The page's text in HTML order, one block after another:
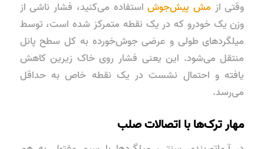
وقتی از مش پیش‌جوشاستفاده می‌کنید، فشار ناشی از
وزن یک خودرو که در یک نقطه متمرکز شده است، توسط
میلگردهای طولی و عرضی جوش‌خورده به کل سطح پانل
منتقل می‌شود. این یعنی فشار روی خاک زیرین کاهش
یافته و احتمال نشست در یک نقطه خاص به حداقل
می‌رسد.
مهار ترک‌ها با اتصالات صلب